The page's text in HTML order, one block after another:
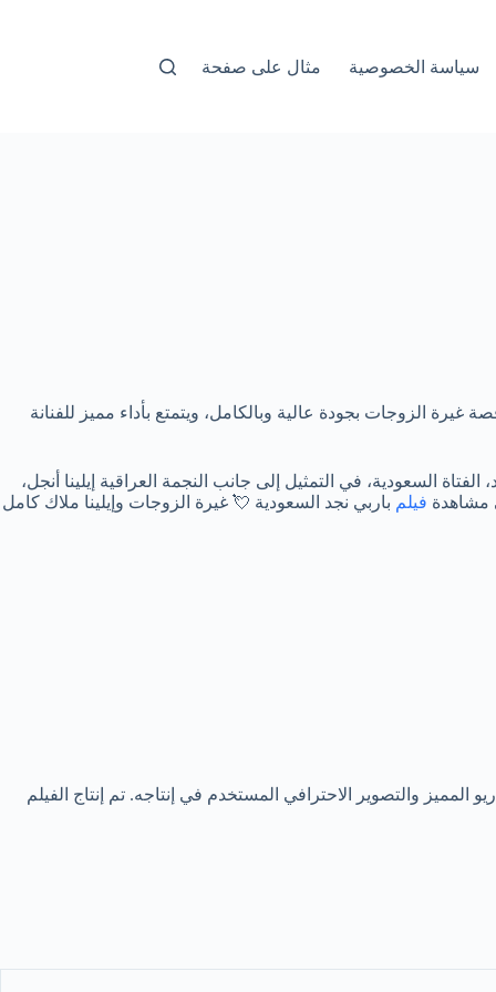
سياسة الخصوصية مثال على صفحة
الزوجات بجودة عالية وبالكامل، ويتمتع بأداء مميز للفنانة
السعودية، في التمثيل إلى جانب النجمة العراقية إيلينا أنجل،
مشاهدة فيلم باربي نجد السعودية 💘 غيرة الزوجات وإيلينا ملاك كامل
المميز والتصوير الاحترافي المستخدم في إنتاجه. تم إنتاج الفيلم